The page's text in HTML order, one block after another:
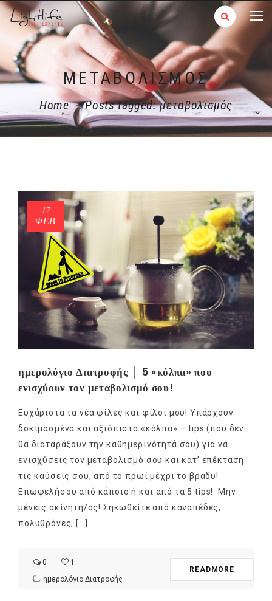
ΜΕΤΑΒΟΛΙΣΜΌΣ
Home - Posts tagged: μεταβολισμός
17
ΦΕΒ
ημερολόγιο Διατροφής │ 5 «κόλπα» που
ενισχύουν τον μεταβολισμό σου!
Ευχάριστα τα νέα φίλες και φίλοι μου! Υπάρχουν
δοκιμασμένα και αξιόπιστα «κόλπα» – tips (που δεν
θα διαταράξουν την καθημερινότητά σου) για να
ενισχύσεις τον μεταβολισμό σου και κατ’ επέκταση
τις καύσεις σου, από το πρωί μέχρι το βράδυ!
Επωφελήσου από κάποιο ή και από τα 5 tips! Μην
μένεις ακίνητη/ος! Σηκωθείτε από καναπέδες,
πολυθρόνες, […]
0
1
ημερολόγιο Διατροφής
READMORE